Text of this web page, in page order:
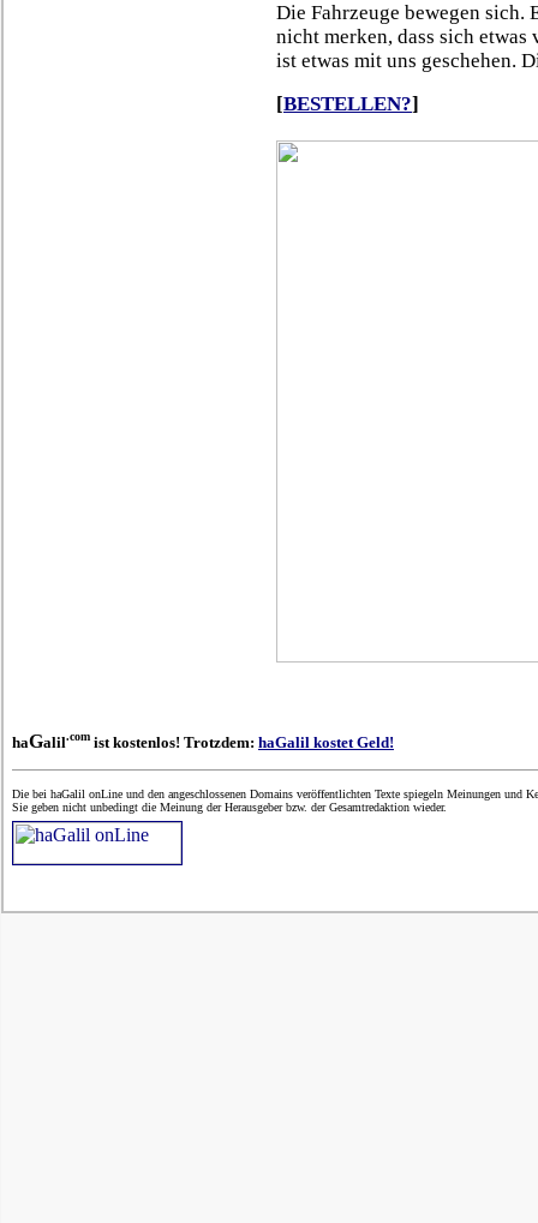
Die Fahrzeuge bewegen sich.
nicht merken, dass sich etwas
ist etwas mit uns geschehen.
[BESTELLEN?]
haGalil.com ist kostenlos! Trotzdem: haGalil kostet Geld!
Die bei haGalil onLine und den angeschlossenen Domains veröffentlichten Texte spiegeln Meinungen und
Sie geben nicht unbedingt die Meinung der Herausgeber bzw. der Gesamtredaktion wieder.